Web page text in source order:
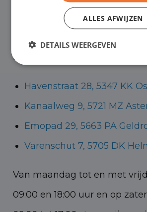
bedrijfswagens en in Oss,
bedrijfswagens.
Havenstraat 28, 5347 KK
Kanaalweg 9, 5721 MZ
Emopad 29, 5663 PA
Varenschut 7, 5705 DK
Van maandag tot en met
09:00 en 18:00 uur en op
ALLES AFWIJZEN
DETAILS WEERGEVEN